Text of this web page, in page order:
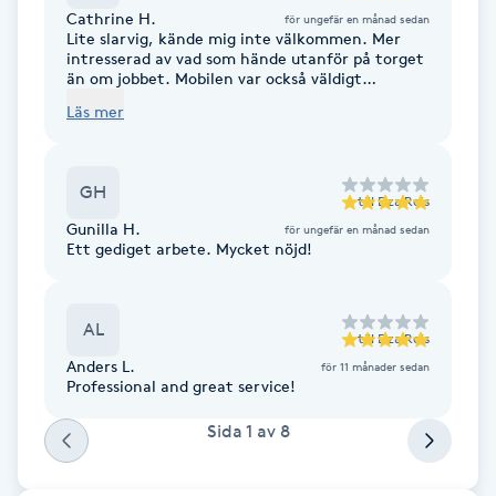
Face framing
Fibromassage
Fotmassage
Cathrine H. för ungefär en månad sedan
Lite slarvig, kände mig inte välkommen. Mer
intresserad av vad som hände utanför på torget
än om jobbet. Mobilen var också väldigt
hon fick jobbet gjort och jag var mycket nöjd
Läs mer
GH till Elza Reis
Gunilla H. för ungefär en månad sedan
Ett gediget arbete. Mycket nöjd!
AL till Elza Reis
Anders L. för 11 månader sedan
Professional and great service!
Sida 1 av 8